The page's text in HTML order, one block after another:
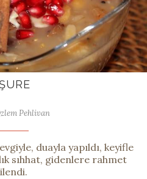
Pehlivan
duayla yapıldı, keyifle
sıhhat, gidenlere rahmet